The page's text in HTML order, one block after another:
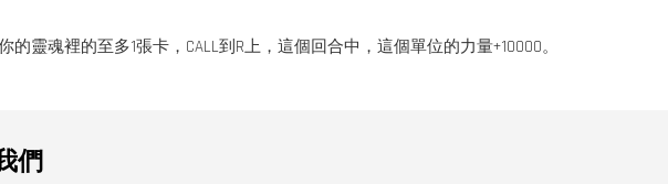
靈魂裡的至多1張卡，CALL到R上，這個回合中，這個單位的力量+10000。
們